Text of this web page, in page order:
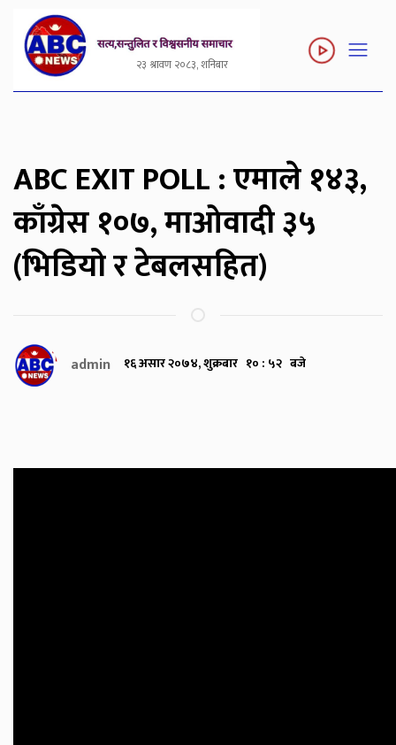
२३ श्रावण २०८३, शनिबार
ABC EXIT POLL : एमाले १४३,
काँग्रेस १०७, माओवादी ३५
(भिडियो र टेबलसहित)
admin १६ असार २०७४, शुक्रबार १० : ५२ बजे